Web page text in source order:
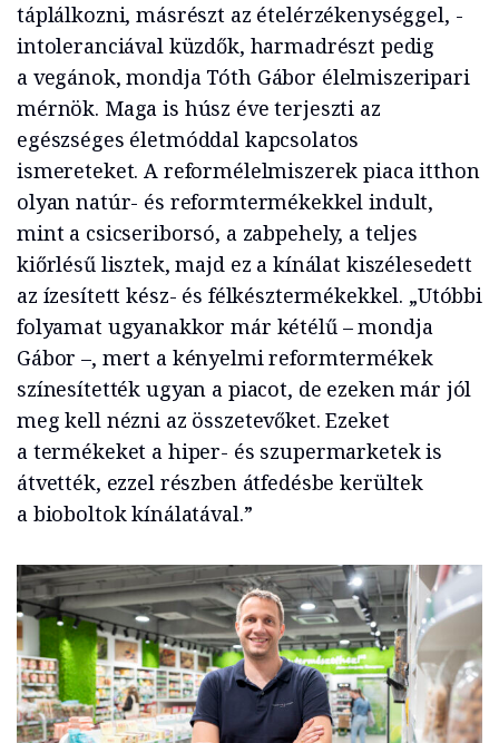
táplálkozni, másrészt az ételérzékenységgel, -
intoleranciával küzdők, harmadrészt pedig
a vegánok, mondja Tóth Gábor élelmiszeripari
mérnök. Maga is húsz éve terjeszti az
egészséges életmóddal kapcsolatos
ismereteket. A reformélelmiszerek piaca itthon
olyan natúr- és reformtermékekkel indult,
mint a csicseriborsó, a zabpehely, a teljes
kiőrlésű lisztek, majd ez a kínálat kiszélesedett
az ízesített kész- és félkésztermékekkel. „Utóbbi
folyamat ugyanakkor már kétélű – mondja
Gábor –, mert a kényelmi reformtermékek
színesítették ugyan a piacot, de ezeken már jól
meg kell nézni az összetevőket. Ezeket
a termékeket a hiper- és szupermarketek is
átvették, ezzel részben átfedésbe kerültek
a bioboltok kínálatával.”